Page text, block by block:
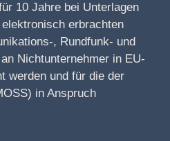
10 Jahre bei Unterlagen
erbrachten
, Rundfunk- und
Nichtunternehmer in EU-
werden und für die der
in Anspruch